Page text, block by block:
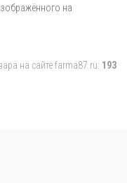
на
на сайте farma87.ru: 193